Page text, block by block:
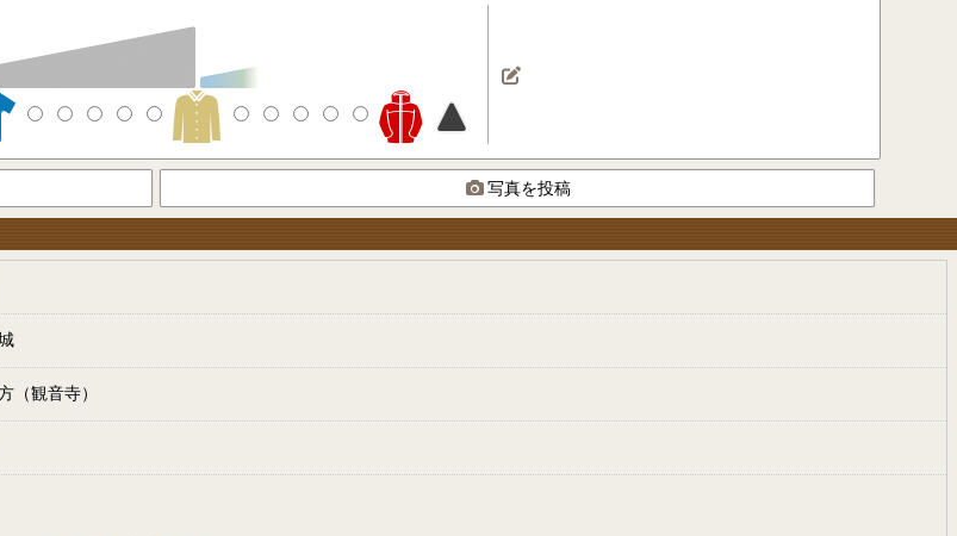
写真を投稿
（観音寺）